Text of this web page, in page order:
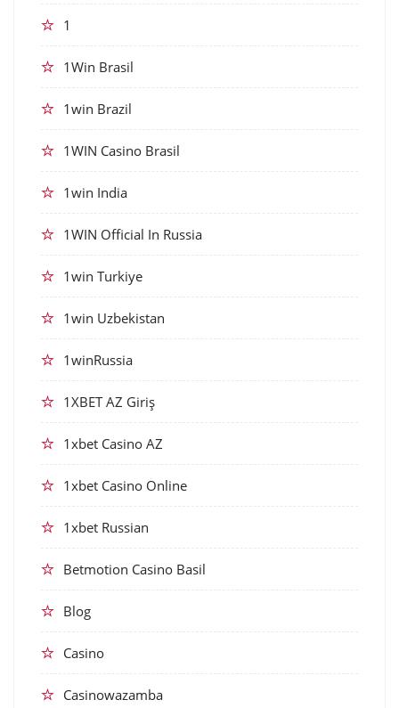
1
1Win Brasil
1win Brazil
1WIN Casino Brasil
1win India
1WIN Official In Russia
1win Turkiye
1win Uzbekistan
1winRussia
1XBET AZ Giriş
1xbet Casino AZ
1xbet Casino Online
1xbet Russian
Betmotion Casino Basil
Blog
Casino
Casinowazamba